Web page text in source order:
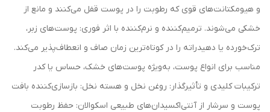
و هیومکتانت‌های قوی که رطوبت را در پوست قفل می‌کنند و مانع از
خشکی می‌شوند. ترمیم‌کننده و نرم‌کننده با اثر فوری: پوست‌های زبر،
ترک‌خورده یا دهیدراته را در کوتاه‌ترین زمان صاف و انعطاف‌پذیر می‌کند.
مناسب برای انواع پوست، به‌ویژه پوست‌های خشک، حساس یا کدر
ترکیبات کلیدی و تأثیرگذار: روغن نخل و هسته نخل: بازسازی‌کننده بافت
پوست و سرشار از آنتی‌اکسیدان‌های طبیعی اسکوالان: حفظ رطوبت